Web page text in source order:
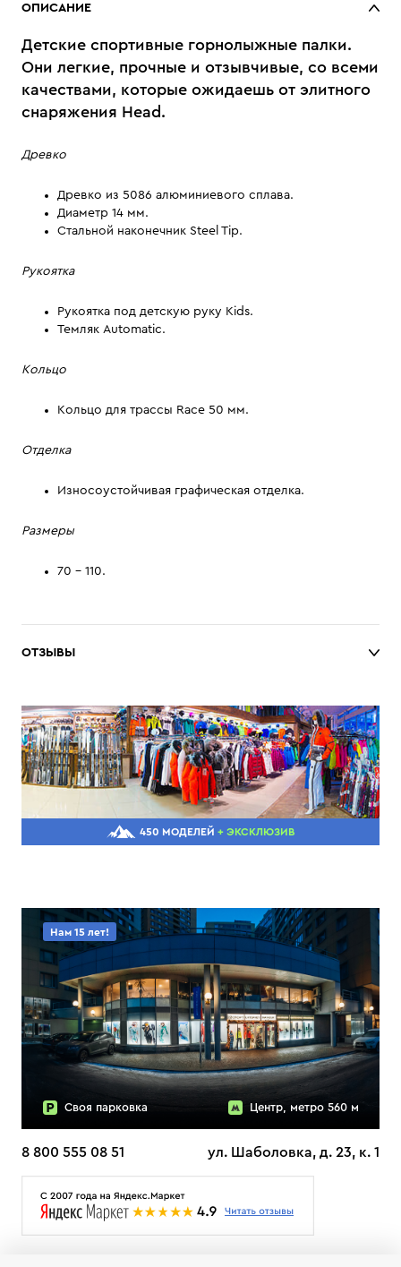
ОПИСАНИЕ
Детские спортивные горнолыжные палки.
Они легкие, прочные и отзывчивые, со всеми
качествами, которые ожидаешь от элитного
снаряжения Head.
Древко
Древко из 5086 алюминиевого сплава.
Диаметр 14 мм.
Стальной наконечник Steel Tip.
Рукоятка
Рукоятка под детскую руку Kids.
Темляк Automatic.
Кольцо
Кольцо для трассы Race 50 мм.
Отделка
Износоустойчивая графическая отделка.
Размеры
70 - 110.
ОТЗЫВЫ
450 МОДЕЛЕЙ + ЭКСКЛЮЗИВ
Нам 15 лет!
Своя парковка Центр, метро 560 м
8 800 555 08 51 ул. Шаболовка, д. 23, к. 1